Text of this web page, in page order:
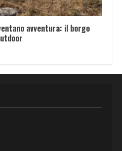
avventura: il borgo